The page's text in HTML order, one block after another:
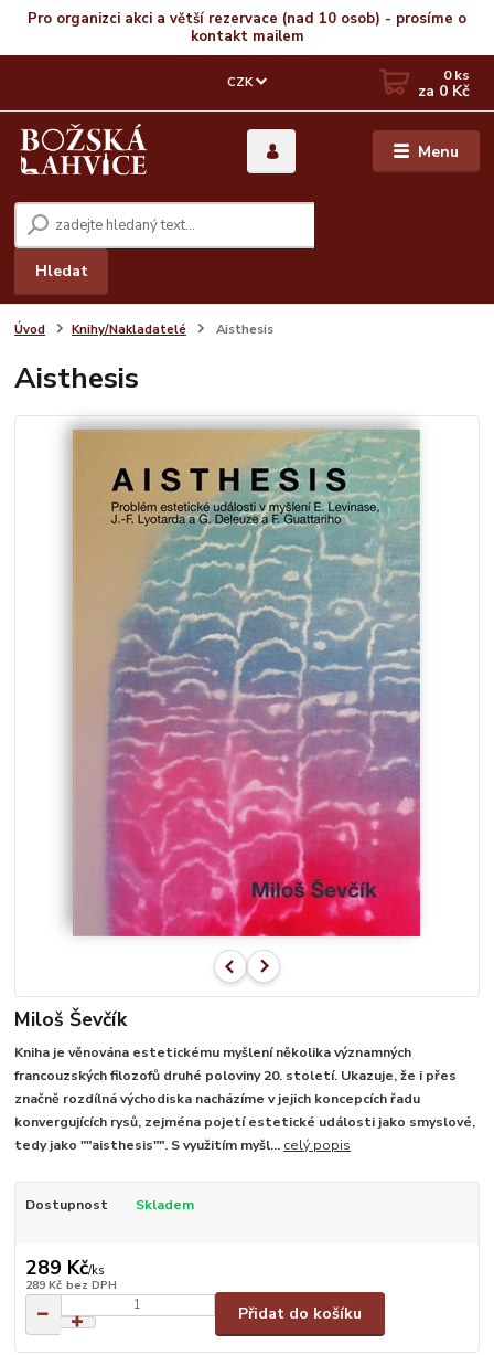
Pro organizci akci a větší rezervace (nad 10 osob) - prosíme o
kontakt mailem
Menu
CZK
Hledat
0ks
za 0 Kč
Úvod Knihy/Nakladatelé Aisthesis
Aisthesis
Miloš Ševčík
Kniha je věnována estetickému myšlení několika významných
francouzských filozofů druhé poloviny 20. století. Ukazuje, že i přes
značně rozdílná východiska nacházíme v jejich koncepcích řadu
konvergujících rysů, zejména pojetí estetické události jako smyslové,
tedy jako ""aisthesis"". S využitím myšl... celý popis
Dostupnost Skladem
289 Kč/ks
289 Kč bez DPH
Přidat do košíku